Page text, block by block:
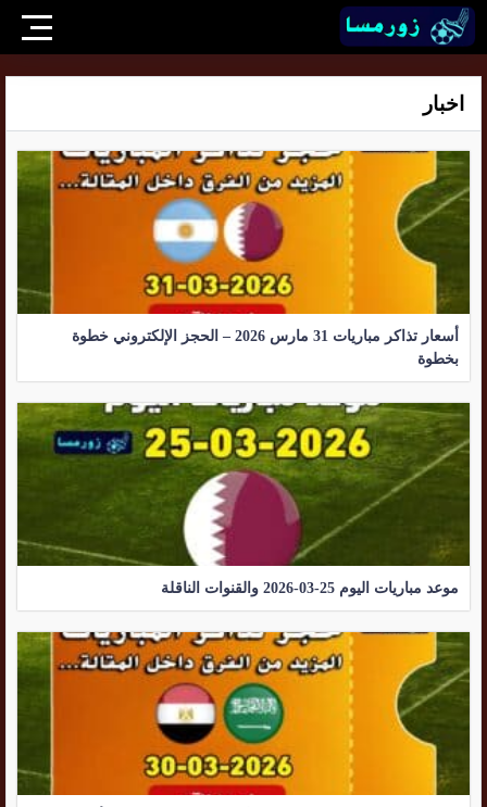
اخبار
أسعار تذاكر مباريات 31 مارس 2026 – الحجز الإلكتروني خطوة
بخطوة
موعد مباريات اليوم 25-03-2026 والقنوات الناقلة